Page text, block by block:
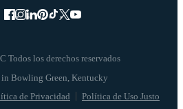
Todos los derechos reservados
de Privacidad Política de Uso Justo